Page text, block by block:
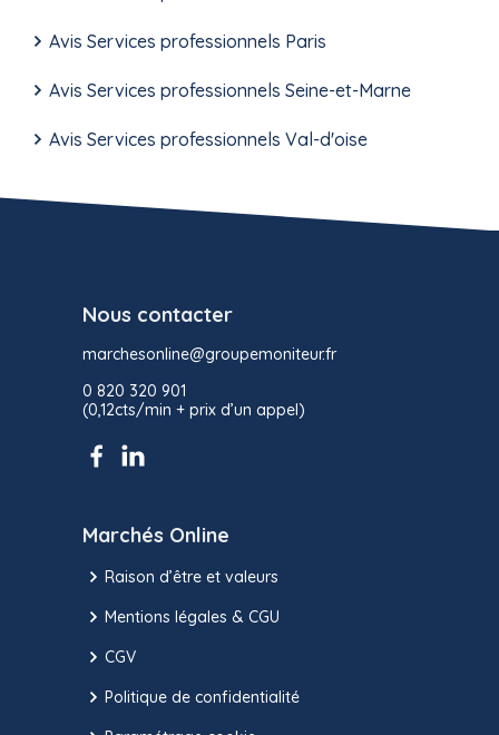
Avis Services professionnels Paris
Avis Services professionnels Seine-et-Marne
Avis Services professionnels Val-d'oise
Nous contacter
marchesonline@groupemoniteur.fr
0 820 320 901
(0,12cts/min + prix d’un appel)
Marchés Online
Raison d’être et valeurs
Mentions légales & CGU
CGV
Politique de confidentialité